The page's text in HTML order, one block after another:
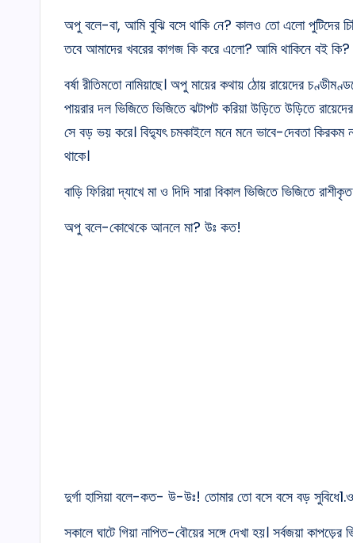
অপু বলে-বা, আমি বুঝি বসে থাকি নে? কালও তো এলো পুটিদের
তবে আমাদের খবরের কাগজ কি করে এলো? আমি থাকিনে বই কি?
বর্ষা রীতিমতো নামিয়াছে। অপু মায়ের কথায় ঠোয় রায়েদের
পায়রার দল ভিজিতে ভিজিতে ঝটাপট করিয়া উড়িতে উড়িতে
সে বড় ভয় করে। বিদ্যুৎ চমকাইলে মনে মনে ভাবে-দেবতা কিরকম
থাকে।
বাড়ি ফিরিয়া দ্যাখে মা ও দিদি সারা বিকাল ভিজিতে ভিজিতে
অপু বলে-কোথেকে আনলে মা? উঃ কত!
দুর্গা হাসিয়া বলে-কত- উ-উঃ! তোমার তো বসে বসে বড়
সকালে ঘাটে গিয়া নাপিত-বৌয়ের সঙ্গে দেখা হয়। সর্বজয়া